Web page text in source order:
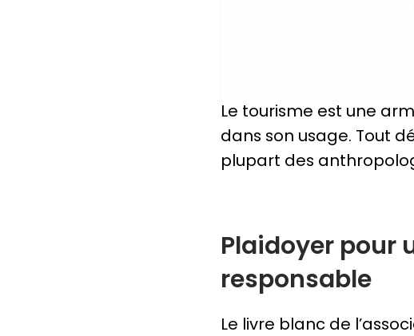
Le tourisme est une
dans son usage. Tout
plupart des
Plaidoyer pour
responsable
Le livre blanc de